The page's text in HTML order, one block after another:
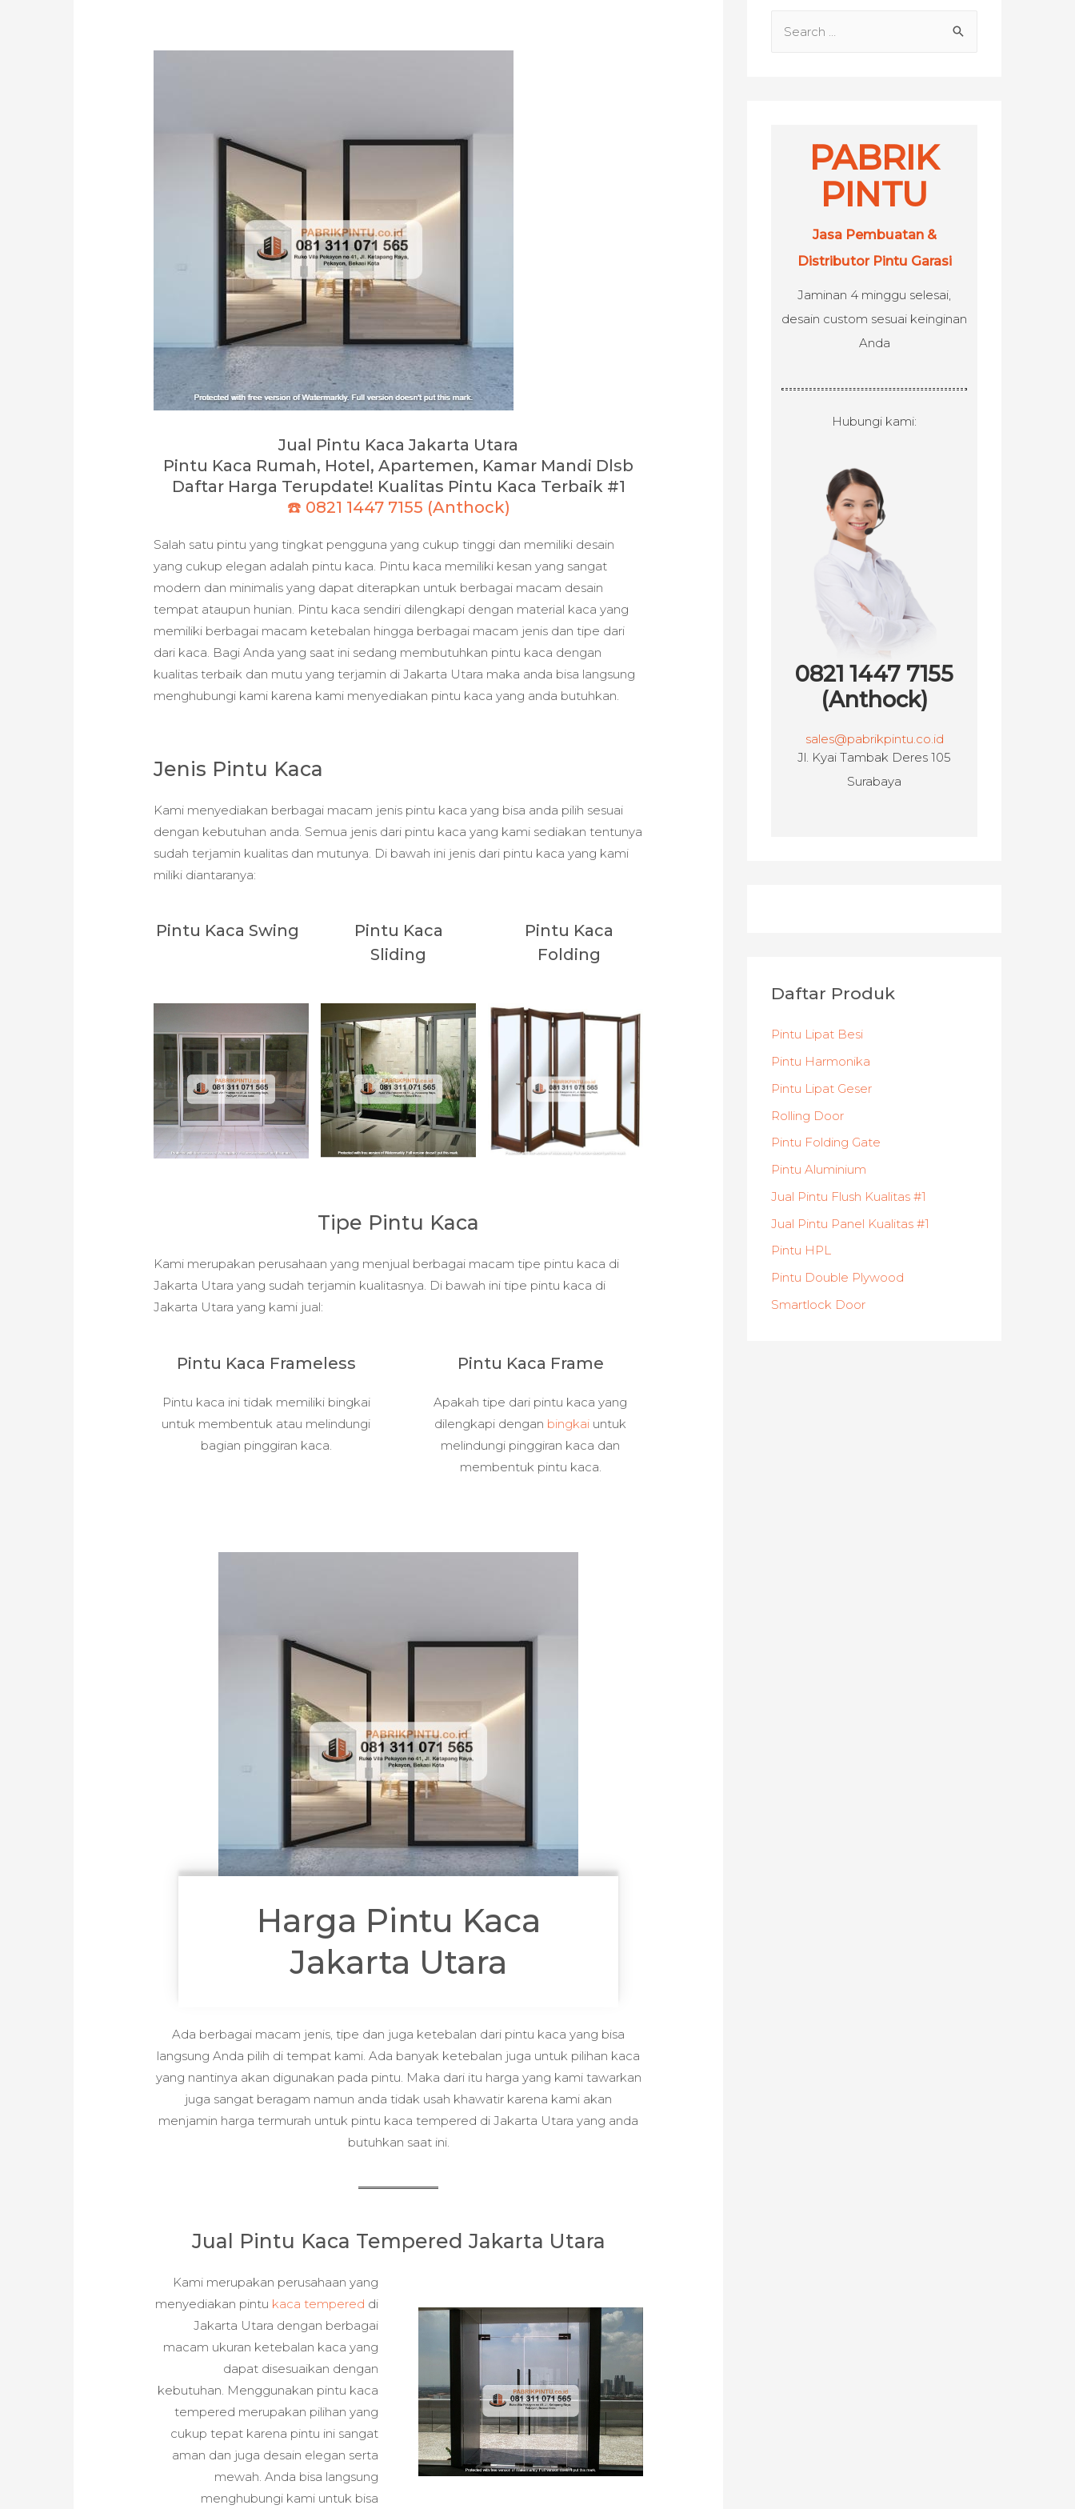
Jual Pintu Kaca Jakarta Utara
Pintu Kaca Rumah, Hotel, Apartemen, Kamar Mandi Dlsb
Daftar Harga Terupdate! Kualitas Pintu Kaca Terbaik #1
☎️ 0821 1447 7155 (Anthock)
Salah satu pintu yang tingkat pengguna yang cukup tinggi dan memiliki desain
yang cukup elegan adalah pintu kaca. Pintu kaca memiliki kesan yang sangat
modern dan minimalis yang dapat diterapkan untuk berbagai macam desain
tempat ataupun hunian. Pintu kaca sendiri dilengkapi dengan material kaca yang
memiliki berbagai macam ketebalan hingga berbagai macam jenis dan tipe dari
dari kaca. Bagi Anda yang saat ini sedang membutuhkan pintu kaca dengan
kualitas terbaik dan mutu yang terjamin di Jakarta Utara maka anda bisa langsung
menghubungi kami karena kami menyediakan pintu kaca yang anda butuhkan.
Jenis Pintu Kaca
Kami menyediakan berbagai macam jenis pintu kaca yang bisa anda pilih sesuai
dengan kebutuhan anda. Semua jenis dari pintu kaca yang kami sediakan tentunya
sudah terjamin kualitas dan mutunya. Di bawah ini jenis dari pintu kaca yang kami
miliki diantaranya:
Pintu Kaca Swing
Pintu Kaca
Sliding
Pintu Kaca
Folding
Tipe Pintu Kaca
Kami merupakan perusahaan yang menjual berbagai macam tipe pintu kaca di
Jakarta Utara yang sudah terjamin kualitasnya. Di bawah ini tipe pintu kaca di
Jakarta Utara yang kami jual:
Pintu Kaca Frameless
Pintu kaca ini tidak memiliki bingkai
untuk membentuk atau melindungi
bagian pinggiran kaca.
Pintu Kaca Frame
Apakah tipe dari pintu kaca yang
dilengkapi dengan bingkai untuk
melindungi pinggiran kaca dan
membentuk pintu kaca.
Harga Pintu Kaca
Jakarta Utara
Ada berbagai macam jenis, tipe dan juga ketebalan dari pintu kaca yang bisa
langsung Anda pilih di tempat kami. Ada banyak ketebalan juga untuk pilihan kaca
yang nantinya akan digunakan pada pintu. Maka dari itu harga yang kami tawarkan
juga sangat beragam namun anda tidak usah khawatir karena kami akan
menjamin harga termurah untuk pintu kaca tempered di Jakarta Utara yang anda
butuhkan saat ini.
Jual Pintu Kaca Tempered Jakarta Utara
Kami merupakan perusahaan yang
menyediakan pintu kaca tempered di
Jakarta Utara dengan berbagai
macam ukuran ketebalan kaca yang
dapat disesuaikan dengan
kebutuhan. Menggunakan pintu kaca
tempered merupakan pilihan yang
cukup tepat karena pintu ini sangat
aman dan juga desain elegan serta
mewah. Anda bisa langsung
menghubungi kami untuk bisa
PABRIK
PINTU
Jasa Pembuatan &
Distributor Pintu Garasi
Jaminan 4 minggu selesai,
desain custom sesuai keinginan
Anda
Hubungi kami:
0821 1447 7155
(Anthock)
sales@pabrikpintu.co.id
Jl. Kyai Tambak Deres 105
Surabaya
Daftar Produk
Pintu Lipat Besi
Pintu Harmonika
Pintu Lipat Geser
Rolling Door
Pintu Folding Gate
Pintu Aluminium
Jual Pintu Flush Kualitas #1
Jual Pintu Panel Kualitas #1
Pintu HPL
Pintu Double Plywood
Smartlock Door